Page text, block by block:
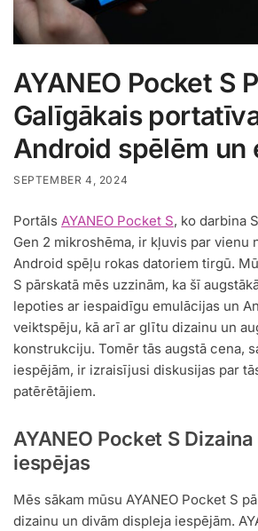
AYANEO Pocket S
Galīgākais
Android spēlēm un
SEPTEMBER 4, 2024
Portāls AYANEO Pocket S, ko darbina
Gen 2 mikroshēma, ir kļuvis par vienu
Android spēļu rokas datoriem tirgū.
S pārskatā mēs uzzinām, ka šī
lepoties ar iespaidīgu emulācijas un
veiktspēju, kā arī ar glītu dizainu un
konstrukciju. Tomēr tās augstā cena,
iespējām, ir izraisījusi diskusijas par
patērētājiem.
AYANEO Pocket S
iespējas
Mēs sākam mūsu AYANEO Pocket S
dizainu un divām displeja iespējām.